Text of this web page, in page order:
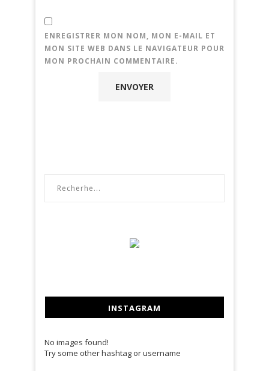
ENREGISTRER MON NOM, MON E-MAIL ET
MON SITE WEB DANS LE NAVIGATEUR POUR
MON PROCHAIN COMMENTAIRE.
INSTAGRAM
No images found!
Try some other hashtag or username